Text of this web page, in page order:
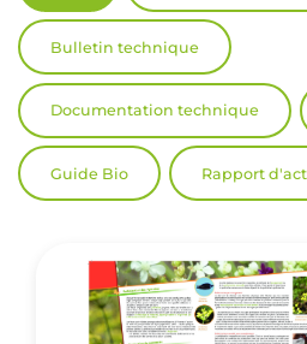
Bulletin technique
Documentation technique
Guide Bio Rapport